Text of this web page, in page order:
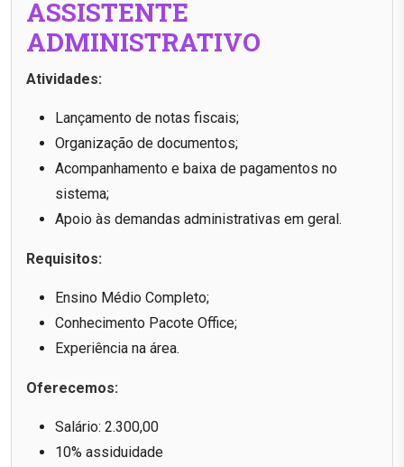
ASSISTENTE
ADMINISTRATIVO
Atividades:
Lançamento de notas fiscais;
Organização de documentos;
Acompanhamento e baixa de pagamentos no
sistema;
Apoio às demandas administrativas em geral.
Requisitos:
Ensino Médio Completo;
Conhecimento Pacote Office;
Experiência na área.
Oferecemos:
Salário: 2.300,00
10% assiduidade